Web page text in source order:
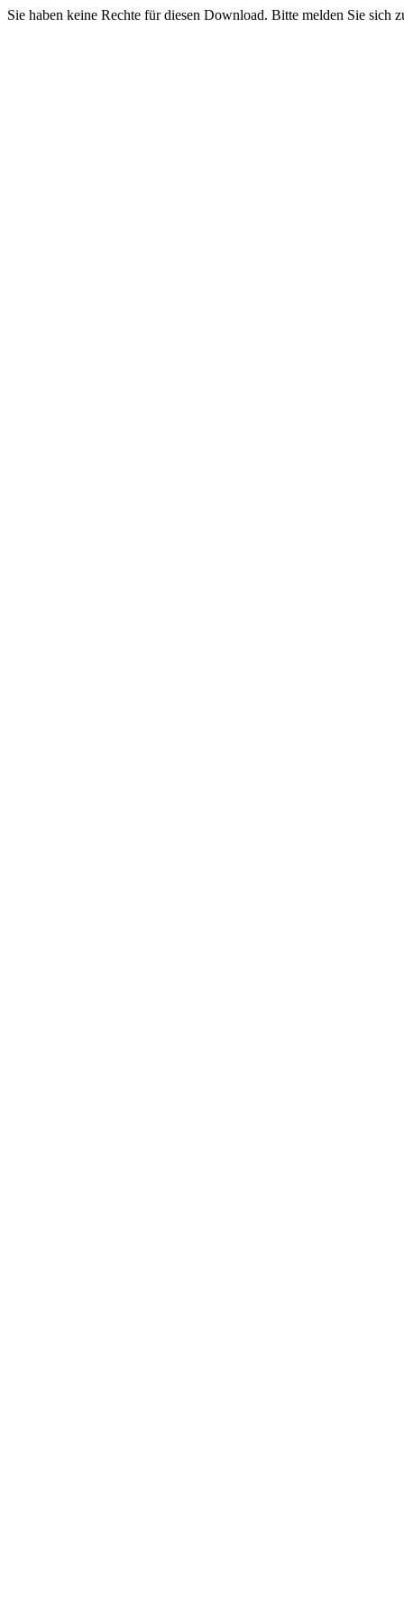
Sie haben keine Rechte für diesen Download. Bitte melden Sie sich